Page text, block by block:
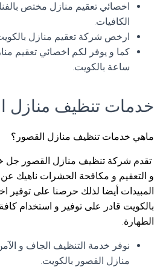
اخصائي تعقيم منازل مختص
الكافيات.
ارخص شركة تعقيم منازل
ساعة بالكويت.
خدمات تنظيف منازل
ماهي خدمات تنظيف منازل القصور؟
تقدم شركة تنظيف منازل القصور جل
و التعقيم و مكافحة الحشرات ناهيك
المبيدات أيضا لذلك حرصنا على توفير
بالكويت قادر على توفير و استخدام
الطهارة.
نوفر خدمة التنظيف الجاف و
منازل القصور بالكويت.